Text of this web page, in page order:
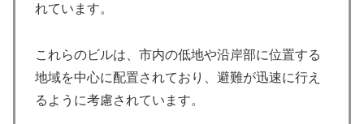
れています。
これらのビルは、市内の低地や沿岸部に位置する
地域を中心に配置されており、避難が迅速に行え
るように考慮されています。